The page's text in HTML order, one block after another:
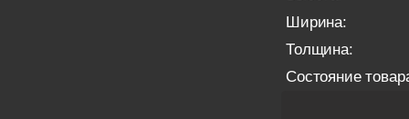
Ширина:
Толщина:
Состояние